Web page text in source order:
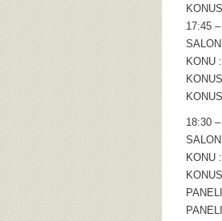
17:45
KONU
18:30
KONU